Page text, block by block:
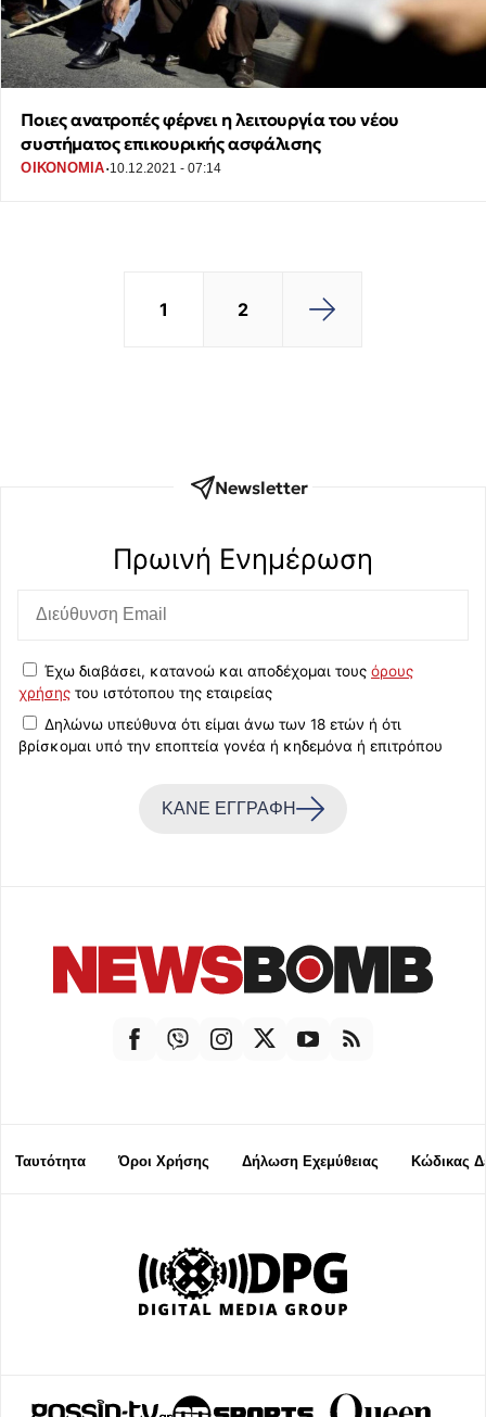
Ποιες ανατροπές φέρνει η λειτουργία του νέου
συστήματος επικουρικής ασφάλισης
ΟΙΚΟΝΟΜΙΑ·10.12.2021 - 07:14
1 2
Newsletter
Πρωινή Eνημέρωση
Έχω διαβάσει, κατανοώ και αποδέχομαι τους όρους
χρήσης του ιστότοπου της εταιρείας
Δηλώνω υπεύθυνα ότι είμαι άνω των 18 ετών ή ότι
βρίσκομαι υπό την εποπτεία γονέα ή κηδεμόνα ή επιτρόπου
ΚΑΝΕ ΕΓΓΡΑΦΗ
Ταυτότητα Όροι Χρήσης Δήλωση Εχεμύθειας Κώδικας